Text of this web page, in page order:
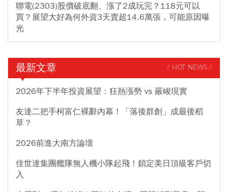
聯電(2303)股價破底翻、漲了2成玩完？118元可以
買？展望大好為何外資3天賣超14.6萬張，可能原因曝
光
最新文章 / HOT NEWS /
2026年下半年投資展望：狂熱漲勢 vs 嚴峻現實
友達二把手柯富仁裸辭內幕！「落後群創」成最後稻
草？
2026前進大南方論壇
佳世達集團艦隊無人機小隊起飛！鎖定美日頂級客戶切
入